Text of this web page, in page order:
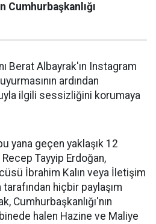
Cumhurbaşkanlığı
Berat Albayrak'ın Instagram
ardından
ilgili sessizliğini korumaya
yana geçen yaklaşık 12
Tayyip Erdoğan,
İbrahim Kalın veya İletişim
hiçbir paylaşım
Cumhurbaşkanlığı'nın
halen Hazine ve Maliye